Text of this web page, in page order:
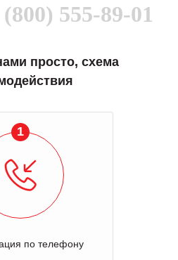
555-89-01
просто, схема
1
по телефону